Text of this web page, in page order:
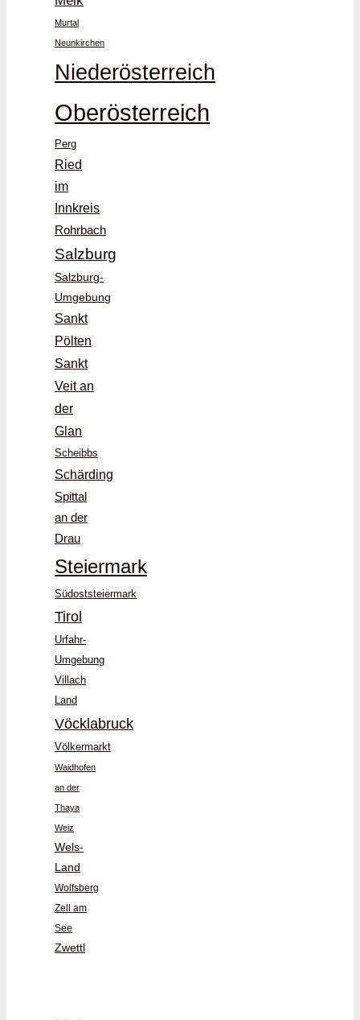
Murtal
Neunkirchen
Niederösterreich
Oberösterreich
Perg
Ried
im
Innkreis
Rohrbach
Salzburg
Salzburg-
Umgebung
Sankt
Pölten
Sankt
Veit an
der
Glan
Scheibbs
Schärding
Spittal
an der
Drau
Steiermark
Südoststeiermark
Tirol
Urfahr-
Umgebung
Villach
Land
Vöcklabruck
Völkermarkt
Waidhofen
an der
Thaya
Weiz
Wels-
Land
Wolfsberg
Zell am
See
Zwettl